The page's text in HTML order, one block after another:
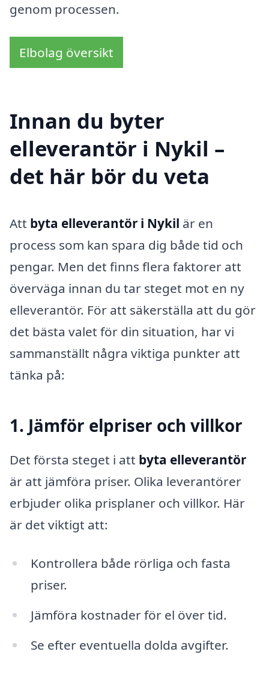
genom processen.
Elbolag översikt
Innan du byter
elleverantör i Nykil –
det här bör du veta
Att byta elleverantör i Nykil är en
process som kan spara dig både tid och
pengar. Men det finns flera faktorer att
överväga innan du tar steget mot en ny
elleverantör. För att säkerställa att du gör
det bästa valet för din situation, har vi
sammanställt några viktiga punkter att
tänka på:
1. Jämför elpriser och villkor
Det första steget i att byta elleverantör
är att jämföra priser. Olika leverantörer
erbjuder olika prisplaner och villkor. Här
är det viktigt att:
Kontrollera både rörliga och fasta
priser.
Jämföra kostnader för el över tid.
Se efter eventuella dolda avgifter.